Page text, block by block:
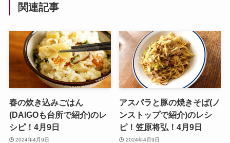
関連記事
春の炊き込みごはん
(DAIGOも台所で紹介)のレ
シピ！4月9日
2024年4月9日
アスパラと豚の焼きそば(ノ
ンストップで紹介)のレシ
ピ！笠原将弘！4月9日
2024年4月9日